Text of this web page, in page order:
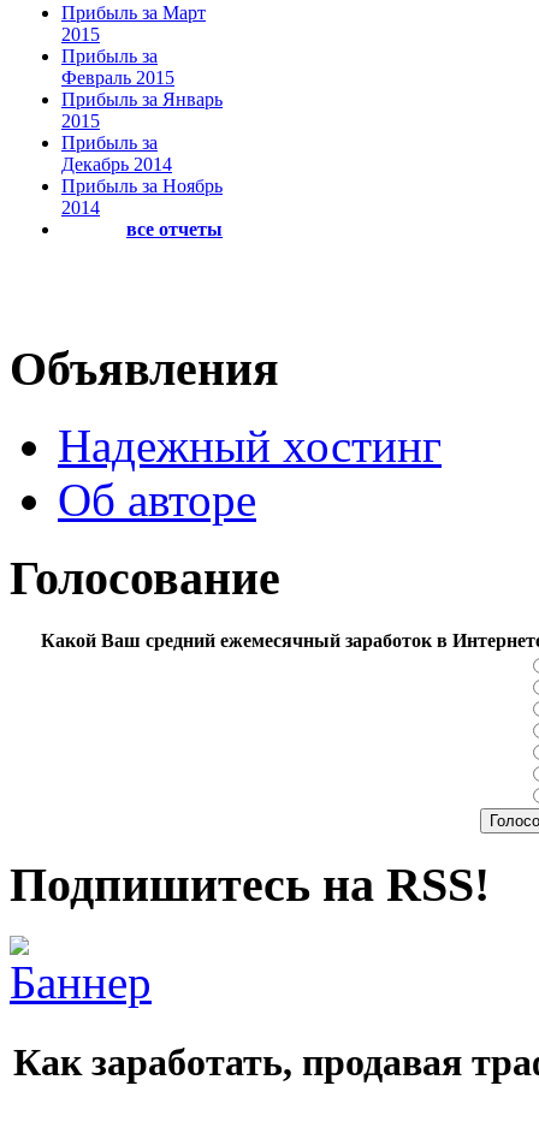
Прибыль за Март
2015
Прибыль за
Февраль 2015
Прибыль за Январь
2015
Прибыль за
Декабрь 2014
Прибыль за Ноябрь
2014
все отчеты
Объявления
Надежный хостинг
Об авторе
Голосование
Какой Ваш средний ежемесячный заработок в
Подпишитесь на RSS!
Как заработать, продавая